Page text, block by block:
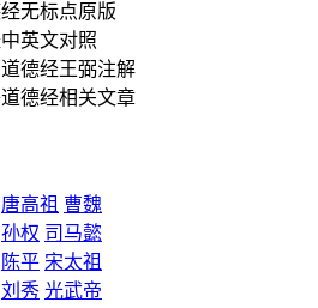
无标点原版
英文对照
德经王弼注解
德经相关文章
唐高祖 曹魏
孙权 司马懿
陈平 宋太祖
刘秀 光武帝